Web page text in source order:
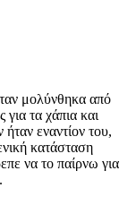
μολύνθηκα από
τα χάπια και
εναντίον του,
κατάσταση
να το παίρνω για